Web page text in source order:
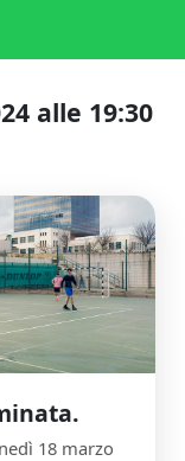
alle 19:30
18 marzo